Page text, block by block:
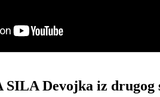
Devojka iz drugog